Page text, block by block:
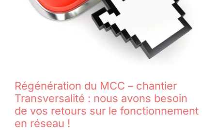
Régénération du MCC – chantier
Transversalité : nous avons besoin
de vos retours sur le fonctionnement
en réseau !